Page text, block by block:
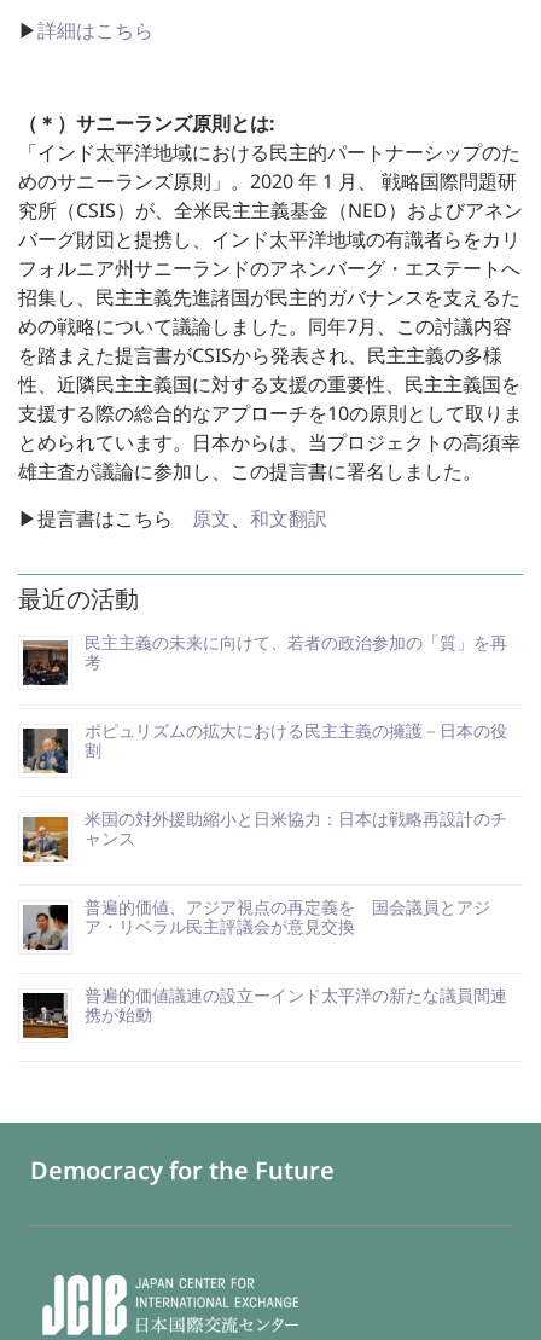
▶詳細はこちら
（＊）サニーランズ原則とは:
「インド太平洋地域における民主的パートナーシップのた
めのサニーランズ原則」。2020 年 1 月、 戦略国際問題研
究所（CSIS）が、全米民主主義基金（NED）およびアネン
バーグ財団と提携し、インド太平洋地域の有識者らをカリ
フォルニア州サニーランドのアネンバーグ・エステートへ
招集し、民主主義先進諸国が民主的ガバナンスを支えるた
めの戦略について議論しました。同年7月、この討議内容
を踏まえた提言書がCSISから発表され、民主主義の多様
性、近隣民主主義国に対する支援の重要性、民主主義国を
支援する際の総合的なアプローチを10の原則として取りま
とめられています。日本からは、当プロジェクトの高須幸
雄主査が議論に参加し、この提言書に署名しました。
▶提言書はこちら 原文、 和文翻訳
最近の活動
民主主義の未来に向けて、若者の政治参加の「質」を再
考
ポピュリズムの拡大における民主主義の擁護－日本の役
割
米国の対外援助縮小と日米協力：日本は戦略再設計のチ
ャンス
普遍的価値、アジア視点の再定義を 国会議員とアジ
ア・リベラル民主評議会が意見交換
普遍的価値議連の設立ーインド太平洋の新たな議員間連
携が始動
Democracy for the Future